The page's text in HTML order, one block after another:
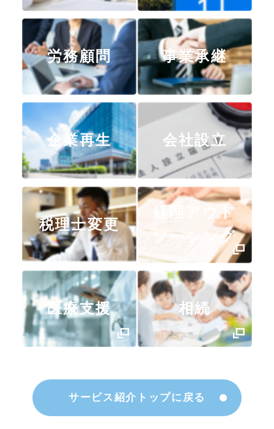
労務顧問 事業承継
企業再生 会社設立
税理士変更
経理アウト
ソーシング
医療支援 相続
サービス紹介トップに戻る